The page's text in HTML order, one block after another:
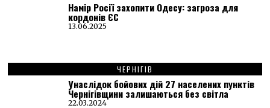
Намір Росії захопити Одесу: загроза для
кордонів ЄС
13.06.2025
ЧЕРНІГІВ
Унаслідок бойових дій 27 населених пунктів
Чернігівщини залишаються без світла
22.03.2024